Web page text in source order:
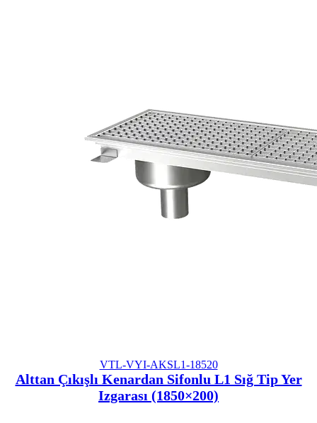
VTL-VYI-AKSL1-18520
Alttan Çıkışlı Kenardan Sifonlu L1 Sığ Tip Yer
Izgarası (1850×200)